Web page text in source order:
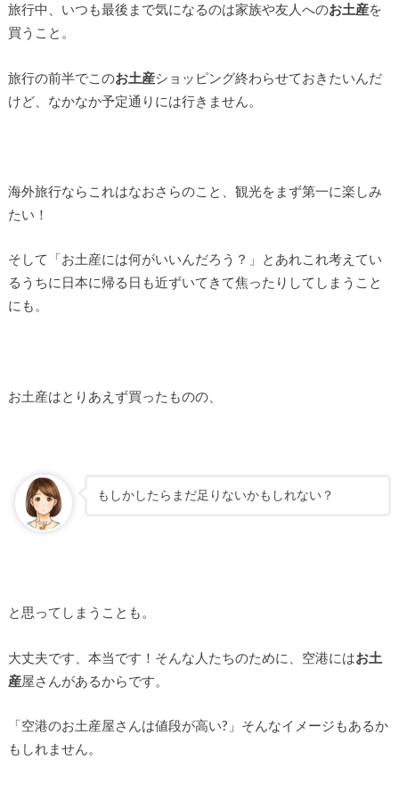
旅行中、いつも最後まで気になるのは家族や友人へのお土産を
買うこと。
旅行の前半でこのお土産ショッピング終わらせておきたいんだ
けど、なかなか予定通りには行きません。
海外旅行ならこれはなおさらのこと、観光をまず第一に楽しみ
たい！
そして「お土産には何がいいんだろう？」とあれこれ考えてい
るうちに日本に帰る日も近ずいてきて焦ったりしてしまうこと
にも。
お土産はとりあえず買ったものの、
もしかしたらまだ足りないかもしれない？
と思ってしまうことも。
大丈夫です、本当です！そんな人たちのために、空港にはお土
産屋さんがあるからです。
「空港のお土産屋さんは値段が高い?」そんなイメージもあるか
もしれません。